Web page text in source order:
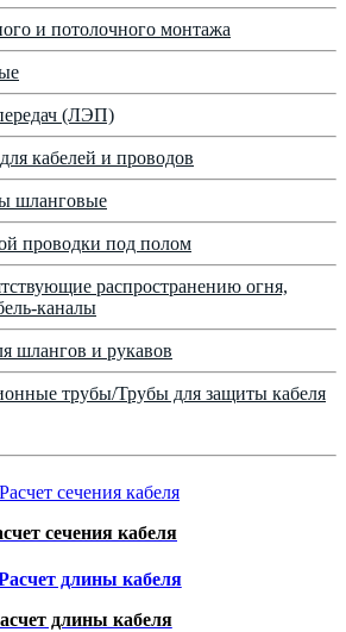
и потолочного монтажа
(ЛЭП)
кабелей и проводов
шланговые
проводки под полом
распространению огня,
каналы
шлангов и рукавов
трубы/Трубы для защиты кабеля
сечения кабеля
длины кабеля